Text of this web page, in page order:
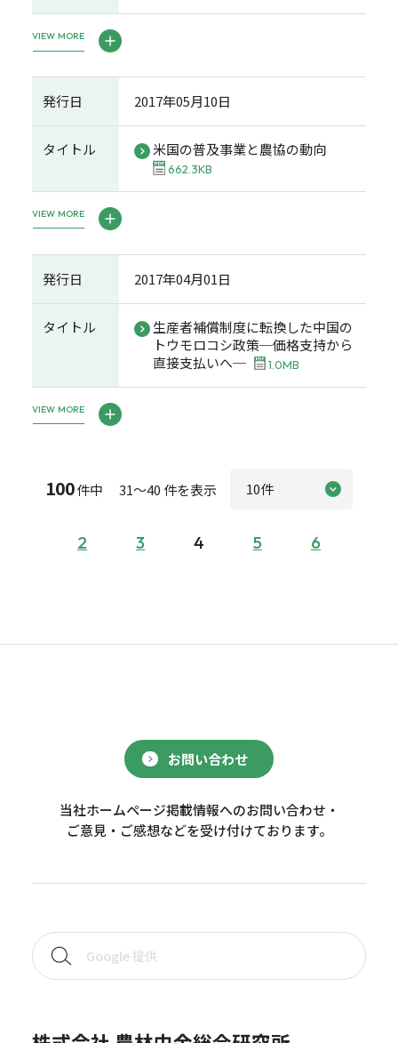
VIEW MORE
発行日 2017年05月10日
タイトル 米国の普及事業と農協の動向
662.3KB
VIEW MORE
発行日 2017年04月01日
タイトル
生産者補償制度に転換した中国の
トウモロコシ政策─価格支持から
直接支払いへ─
1.0MB
VIEW MORE
100件中 31～40 件を表示
2 3 4 5 6
お問い合わせ
当社ホームページ掲載情報へのお問い合わせ・
ご意見・ご感想などを受け付けております。